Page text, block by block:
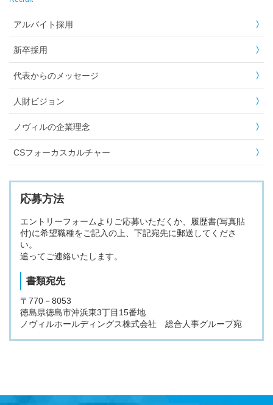
アルバイト採用
新卒採用
代表からのメッセージ
人財ビジョン
ノヴィルの企業理念
CSフォーカスカルチャー
応募方法
エントリーフォームよりご応募いただくか、履歴書(写真貼
付)に希望職種をご記入の上、下記宛先に郵送してくださ
い。
追ってご連絡いたします。
書類宛先
〒770－8053
徳島県徳島市沖浜東3丁目15番地
ノヴィルホールディングス株式会社 総合人事グループ宛